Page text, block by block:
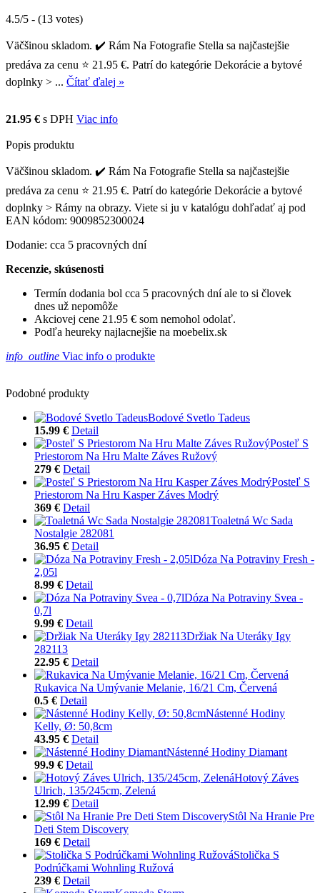
4.5/5 - (13 votes)
Väčšinou skladom. ✔️ Rám Na Fotografie Stella sa najčastejšie
predáva za cenu ⭐ 21.95 €. Patrí do kategórie Dekorácie a bytové
doplnky > ... Čítať ďalej »
21.95 € s DPH Viac info
Popis produktu
Väčšinou skladom. ✔️ Rám Na Fotografie Stella sa najčastejšie
predáva za cenu ⭐ 21.95 €. Patrí do kategórie Dekorácie a bytové
doplnky > Rámy na obrazy. Viete si ju v katalógu dohľadať aj pod
EAN kódom: 9009852300024
Dodanie: cca 5 pracovných dní
Recenzie, skúsenosti
Termín dodania bol cca 5 pracovných dní ale to si človek
dnes už nepomôže
Akciovej cene 21.95 € som nemohol odolať.
Podľa heureky najlacnejšie na moebelix.sk
info_outline Viac info o produkte
Podobné produkty
Bodové Svetlo Tadeus
15.99 € Detail
Posteľ S
Priestorom Na Hru Malte Záves Ružový
279 € Detail
Posteľ S
Priestorom Na Hru Kasper Záves Modrý
369 € Detail
Toaletná Wc Sada
Nostalgie 282081
36.95 € Detail
Dóza Na Potraviny Fresh -
2,05l
8.99 € Detail
Dóza Na Potraviny Svea -
0,7l
9.99 € Detail
Držiak Na Uteráky Igy
282113
22.95 € Detail
Rukavica Na Umývanie Melanie, 16/21 Cm, Červená
0.5 € Detail
Nástenné Hodiny
Kelly, Ø: 50,8cm
43.95 € Detail
Nástenné Hodiny Diamant
99.9 € Detail
Hotový Záves
Ulrich, 135/245cm, Zelená
12.99 € Detail
Stôl Na Hranie Pre
Deti Stem Discovery
169 € Detail
Stolička S
Podrúčkami Wohnling Ružová
239 € Detail